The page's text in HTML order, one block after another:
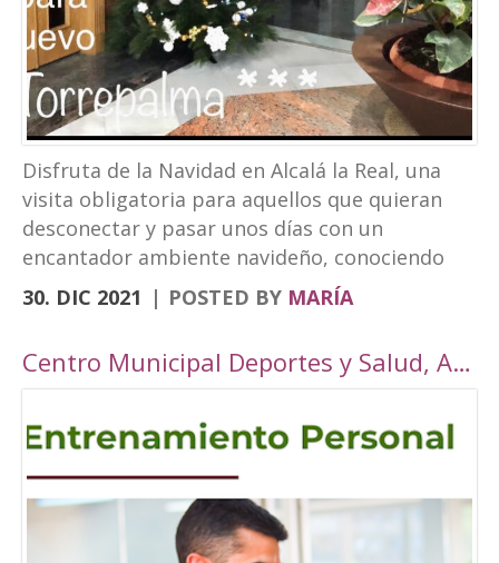
Disfruta de la Navidad en Alcalá la Real, una
visita obligatoria para aquellos que quieran
desconectar y pasar unos días con un
encantador ambiente navideño, conociendo
los rincones tan bonitos que ofrece nuestra
localidad. Este año, Alcalá la Real oferta todo
con una cuidada ambientación navideña. El
Ayuntamiento pasarán ser un parque navideño
donde se colocará un tobogán de hielo
artificial y un tiovivo, acompañados de un
alumbrado navideño digno de la hermosura de
nuestra localidad junto a puestos de castañas,
30. DIC 2021 POSTED BY MARÍA
Centro Municipal Deportes y Salud, Alcalá la Real